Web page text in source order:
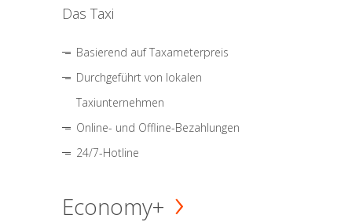
Das Taxi
Basierend auf Taxameterpreis
Durchgeführt von lokalen
Taxiunternehmen
Online- und Offline-Bezahlungen
24/7-Hotline
Economy+